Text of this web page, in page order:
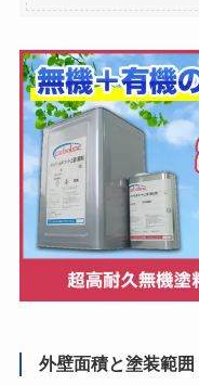
外壁面積と塗装範囲